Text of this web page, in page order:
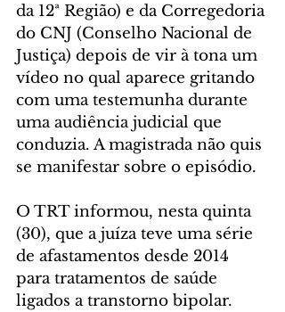
da 12ª Região) e da Corregedoria
do CNJ (Conselho Nacional de
Justiça) depois de vir à tona um
vídeo no qual aparece gritando
com uma testemunha durante
uma audiência judicial que
conduzia. A magistrada não quis
se manifestar sobre o episódio.
O TRT informou, nesta quinta
(30), que a juíza teve uma série
de afastamentos desde 2014
para tratamentos de saúde
ligados a transtorno bipolar.